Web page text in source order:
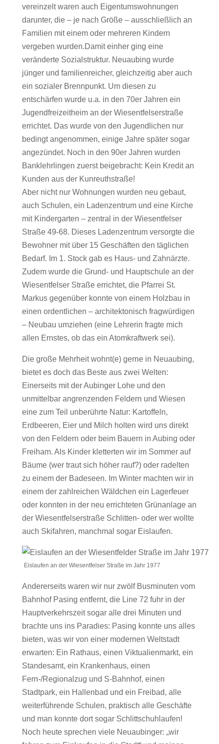
vereinzelt waren auch Eigentumswohnungen
darunter, die – je nach Größe – ausschließlich an
Familien mit einem oder mehreren Kindern
vergeben wurden.Damit einher ging eine
veränderte Sozialstruktur. Neuaubing wurde
jünger und familienreicher, gleichzeitig aber auch
ein sozialer Brennpunkt. Um diesen zu
entschärfen wurde u.a. in den 70er Jahren ein
Jugendfreizeitheim an der Wiesentfelserstraße
errichtet. Das wurde von den Jugendlichen nur
bedingt angenommen, einige Jahre später sogar
angezündet. Noch in den 90er Jahren wurden
Banklehrlingen zuerst beigebracht: Kein Kredit an
Kunden aus der Kunreuthstraße!
Aber nicht nur Wohnungen wurden neu gebaut,
auch Schulen, ein Ladenzentrum und eine Kirche
mit Kindergarten – zentral in der Wiesentfelser
Straße 49-68. Dieses Ladenzentrum versorgte die
Bewohner mit über 15 Geschäften den täglichen
Bedarf. Im 1. Stock gab es Haus- und Zahnärzte.
Zudem wurde die Grund- und Hauptschule an der
Wiesentfelser Straße errichtet, die Pfarrei St.
Markus gegenüber konnte von einem Holzbau in
einen ordentlichen – architektonisch fragwürdigen
– Neubau umziehen (eine Lehrerin fragte mich
allen Ernstes, ob das ein Atomkraftwerk sei).
Die große Mehrheit wohnt(e) gerne in Neuaubing,
bietet es doch das Beste aus zwei Welten:
Einerseits mit der Aubinger Lohe und den
unmittelbar angrenzenden Feldern und Wiesen
eine zum Teil unberührte Natur: Kartoffeln,
Erdbeeren, Eier und Milch holten wird uns direkt
von den Feldern oder beim Bauern in Aubing oder
Freiham. Als Kinder kletterten wir im Sommer auf
Bäume (wer traut sich höher rauf?) oder radelten
zu einem der Badeseen. Im Winter machten wir in
einem der zahlreichen Wäldchen ein Lagerfeuer
oder konnten in der neu errichteten Grünanlage an
der Wiesentfelserstraße Schlitten- oder wer wollte
auch Skifahren, manchmal sogar Eislaufen.
Eislaufen an der Wiesentfelser Straße im Jahr 1977
Andererseits waren wir nur zwölf Busminuten vom
Bahnhof Pasing entfernt, die Line 72 fuhr in der
Hauptverkehrszeit sogar alle drei Minuten und
brachte uns ins Paradies: Pasing konnte uns alles
bieten, was wir von einer modernen Weltstadt
erwarten: Ein Rathaus, einen Viktualienmarkt, ein
Standesamt, ein Krankenhaus, einen
Fern-/Regionalzug und S-Bahnhof, einen
Stadtpark, ein Hallenbad und ein Freibad, alle
weiterführende Schulen, praktisch alle Geschäfte
und man konnte dort sogar Schlittschuhlaufen!
Noch heute sprechen viele Neuaubinger: „wir